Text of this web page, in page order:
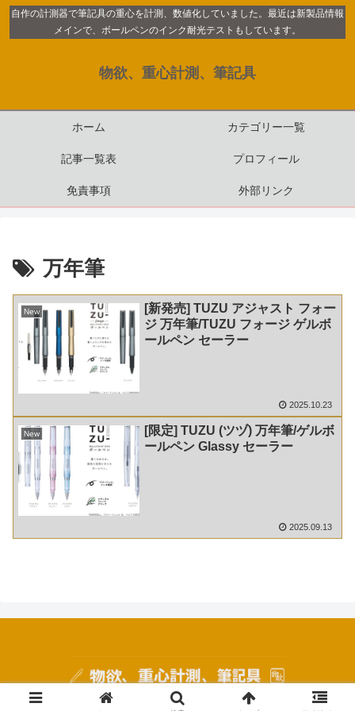
自作の計測器で筆記具の重心を計測、数値化していました。最近は新製品情報
メインで、ボールペンのインク耐光テストもしています。
物欲、重心計測、筆記具
ホーム カテゴリー一覧
記事一覧表 プロフィール
免責事項 外部リンク
万年筆
New
[新発売] TUZU アジャスト フォー
ジ 万年筆/TUZU フォージ ゲルボ
ールペン セーラー
2025.10.23
New
[限定] TUZU (ツヅ) 万年筆/ゲルボ
ールペン Glassy セーラー
2025.09.13
© 2020 物欲、重心計測、筆記具.